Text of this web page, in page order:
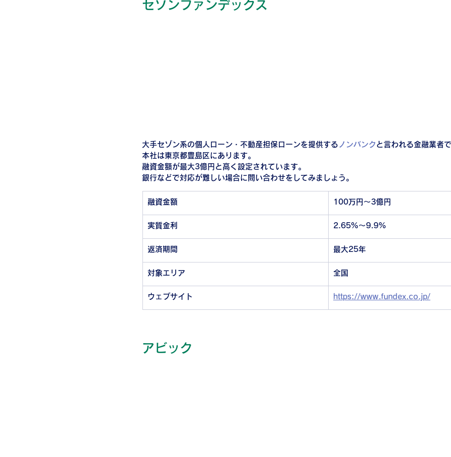
セゾンファンデックス
大手セゾン系の個人ローン・不動産担保ローンを提供する ノンバンク と言われる金融業者
本社は東京都豊島区にあります。
融資金額が最大3億円と高く設定されています。
銀行などで対応が難しい場合に問い合わせをしてみましょう。
融資金額 100万円〜3億円
実質金利 2.65%〜9.9%
返済期間 最大25年
対象エリア 全国
ウェブサイト https://www.fundex.co.jp/
アビック